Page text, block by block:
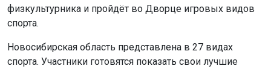
физкультурника и пройдёт во Дворце игровых видов
спорта.
Новосибирская область представлена в 27 видах
спорта. Участники готовятся показать свои лучшие